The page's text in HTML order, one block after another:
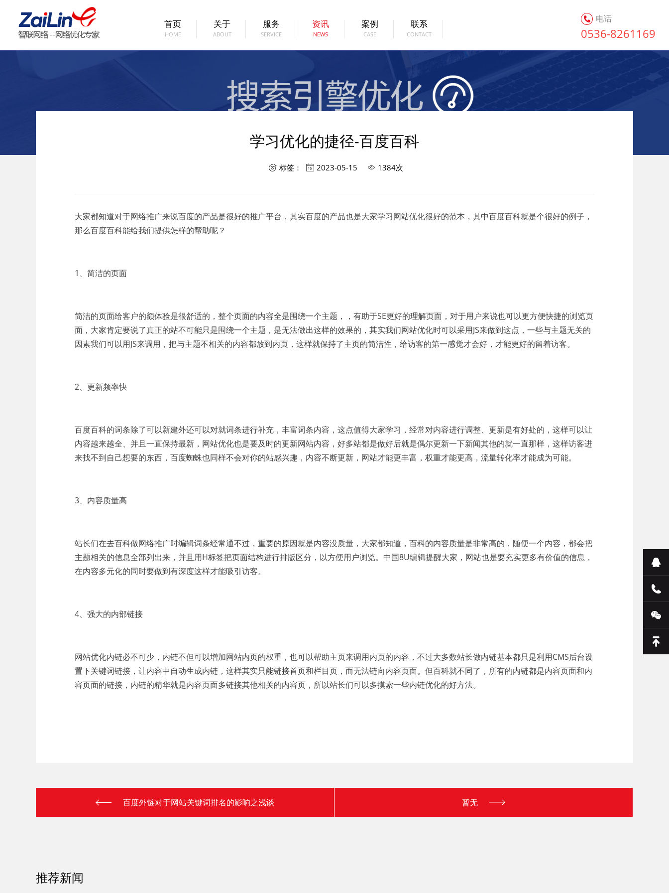
首页
HOME
关于
ABOUT
服务
SERVICE
资讯
NEWS
案例
CASE
联系
CONTACT
电话
0536-8261169
学习优化的捷径-百度百科
 标签：  2023-05-15  1384次
大家都知道对于网络推广来说百度的产品是很好的推广平台，其实百度的产品也是大家学习网站优化很好的范本，其中百度百科就是个很好的例子，
那么百度百科能给我们提供怎样的帮助呢？
1、简洁的页面
简洁的页面给客户的额体验是很舒适的，整个页面的内容全是围绕一个主题，，有助于SE更好的理解页面，对于用户来说也可以更方便快捷的浏览页
面，大家肯定要说了真正的站不可能只是围绕一个主题，是无法做出这样的效果的，其实我们网站优化时可以采用JS来做到这点，一些与主题无关的
因素我们可以用JS来调用，把与主题不相关的内容都放到内页，这样就保持了主页的简洁性，给访客的第一感觉才会好，才能更好的留着访客。
2、更新频率快
百度百科的词条除了可以新建外还可以对就词条进行补充，丰富词条内容，这点值得大家学习，经常对内容进行调整、更新是有好处的，这样可以让
内容越来越全、并且一直保持最新，网站优化也是要及时的更新网站内容，好多站都是做好后就是偶尔更新一下新闻其他的就一直那样，这样访客进
来找不到自己想要的东西，百度蜘蛛也同样不会对你的站感兴趣，内容不断更新，网站才能更丰富，权重才能更高，流量转化率才能成为可能。
3、内容质量高
站长们在去百科做网络推广时编辑词条经常通不过，重要的原因就是内容没质量，大家都知道，百科的内容质量是非常高的，随便一个内容，都会把
主题相关的信息全部列出来，并且用H标签把页面结构进行排版区分，以方便用户浏览。中国8U编辑提醒大家，网站也是要充实更多有价值的信息，
在内容多元化的同时要做到有深度这样才能吸引访客。
4、强大的内部链接
网站优化内链必不可少，内链不但可以增加网站内页的权重，也可以帮助主页来调用内页的内容，不过大多数站长做内链基本都只是利用CMS后台设
置下关键词链接，让内容中自动生成内链，这样其实只能链接首页和栏目页，而无法链向内容页面。但百科就不同了，所有的内链都是内容页面和内
容页面的链接，内链的精华就是内容页面多链接其他相关的内容页，所以站长们可以多摸索一些内链优化的好方法。
百度外链对于网站关键词排名的影响之浅谈 暂无
推荐新闻